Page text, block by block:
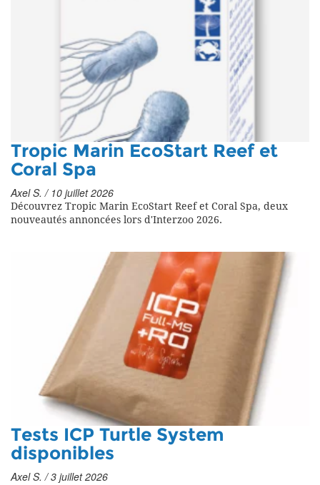
Tropic Marin EcoStart Reef et
Coral Spa
Axel S. / 10 juillet 2026
Découvrez Tropic Marin EcoStart Reef et Coral Spa, deux
nouveautés annoncées lors d'Interzoo 2026.
Tests ICP Turtle System
disponibles
Axel S. / 3 juillet 2026